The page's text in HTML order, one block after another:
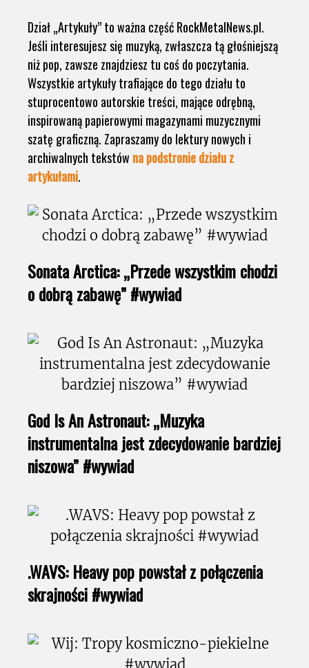
Dział „Artykuły” to ważna część RockMetalNews.pl.
Jeśli interesujesz się muzyką, zwłaszcza tą głośniejszą
niż pop, zawsze znajdziesz tu coś do poczytania.
Wszystkie artykuły trafiające do tego działu to
stuprocentowo autorskie treści, mające odrębną,
inspirowaną papierowymi magazynami muzycznymi
szatę graficzną. Zapraszamy do lektury nowych i
archiwalnych tekstów na podstronie działu z
artykułami.
Sonata Arctica: „Przede wszystkim chodzi
o dobrą zabawę” #wywiad
God Is An Astronaut: „Muzyka
instrumentalna jest zdecydowanie bardziej
niszowa” #wywiad
.WAVS: Heavy pop powstał z połączenia
skrajności #wywiad